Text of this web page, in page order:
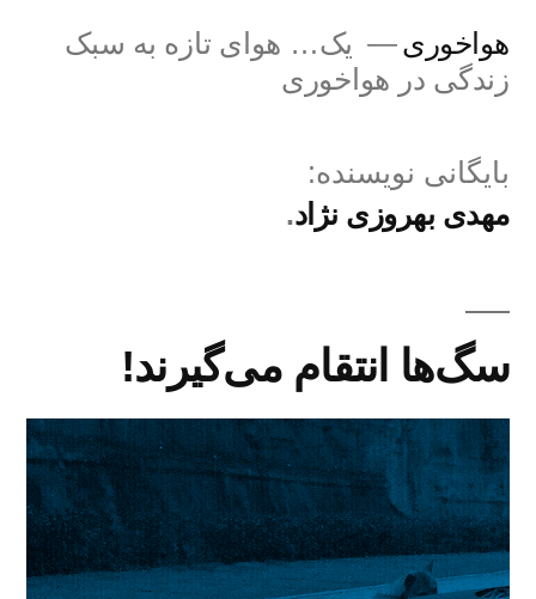
هواخوری
یک… هوای تازه به سبک
زندگی در هواخوری
بایگانی نویسنده:
مهدی بهروزی نژاد
سگ‌ها انتقام می‌گیرند!